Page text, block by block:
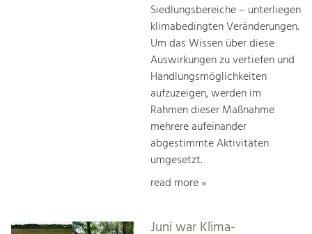
Siedlungsbereiche – unterliegen
klimabedingten Veränderungen.
Um das Wissen über diese
Auswirkungen zu vertiefen und
Handlungsmöglichkeiten
aufzuzeigen, werden im
Rahmen dieser Maßnahme
mehrere aufeinander
abgestimmte Aktivitäten
umgesetzt.
read more »
Juni war Klima-